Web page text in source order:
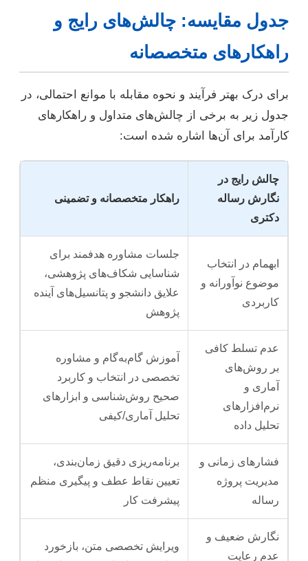
جدول مقایسه: چالش‌های رایج و
راهکارهای متخصصانه
برای درک بهتر فرآیند و نحوه مقابله با موانع احتمالی، در
جدول زیر به برخی از چالش‌های متداول و راهکارهای
کارآمد برای آن‌ها اشاره شده است:
چالش رایج در
نگارش رساله
دکتری
راهکار متخصصانه و تضمینی
ابهمام در انتخاب
موضوع نوآورانه و
کاربردی
جلسات مشاوره هدفمند برای
شناسایی شکاف‌های پژوهشی،
علایق دانشجو و پتانسیل‌های آینده
پژوهش
عدم تسلط کافی
بر روش‌های
آماری و
نرم‌افزارهای
تحلیل داده
آموزش گام‌به‌گام و مشاوره
تخصصی در انتخاب و کاربرد
صحیح روش‌شناسی و ابزارهای
تحلیل آماری/کیفی
فشارهای زمانی و
مدیریت پروژه
رساله
برنامه‌ریزی دقیق زمان‌بندی،
تعیین نقاط عطف و پیگیری منظم
پیشرفت کار
نگارش ضعیف و
عدم رعایت
ویرایش تخصصی متن، بازخورد